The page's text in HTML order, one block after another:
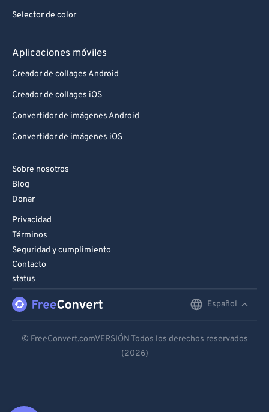
Selector de color
Aplicaciones móviles
Creador de collages Android
Creador de collages iOS
Convertidor de imágenes Android
Convertidor de imágenes iOS
Sobre nosotros
Blog
Donar
Privacidad
Términos
Seguridad y cumplimiento
Contacto
status
Español
Español
© FreeConvert.comVERSIÓN Todos los derechos reservados
(2026)